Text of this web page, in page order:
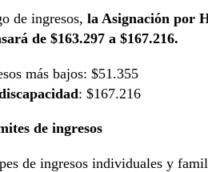
de ingresos, la Asignación por
de $163.297 a $167.216.
más bajos: $51.355
: $167.216
de ingresos
de ingresos individuales y